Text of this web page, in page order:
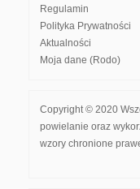
Regulamin
Polityka Prywatności
Aktualności
Moja dane (Rodo)
Copyright © 2020
powielanie oraz
wzory chronione